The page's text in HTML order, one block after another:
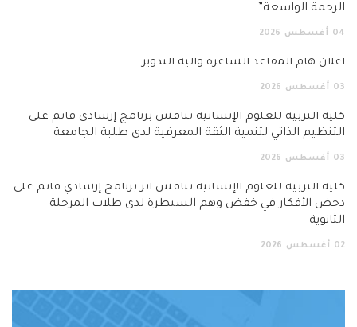
الرحمة الواسعة”
04 أغسطس 2026
اعلان هام المقاعد الشاغرة وآلية التدوير
03 أغسطس 2026
كلية التربية للعلوم الإنسانية تناقش برنامج إرشادي قائم على
التنظيم الذاتي لتنمية الثقة المعرفية لدى طلبة الجامعة
03 أغسطس 2026
كلية التربية للعلوم الإنسانية تناقش أثر برنامج إرشادي قائم على
دحض الأفكار في خفض وهم السيطرة لدى طلاب المرحلة
الثانوية
02 أغسطس 2026